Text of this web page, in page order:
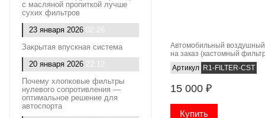
с масляной пропиткой лучше
сухих фильтров
23 января 2026 02:26
Закрытая впускная система
20 января 2026 22:12
Почему хлопковые фильтры
нулевого сопротивления —
оптимальное решение для
автоспорта
Автомобильный
на заказ (кастомный
нулевик
Артикул R1-FILTER-CST
15 000 ₽